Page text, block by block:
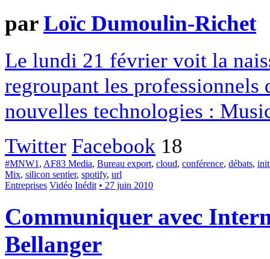
parLoïc Dumoulin-Richet
Le lundi 21 février voit la
regroupant les professionnels
nouvelles technologies :
Twitter Facebook 18
#MNW1 , AF83 Media, Bureau export, cloud, conférence, débats,
Mix, silicon sentier, spotify, url
Entreprises Vidéo Inédit • 27 juin 2010
Communiquer avec
Bellanger